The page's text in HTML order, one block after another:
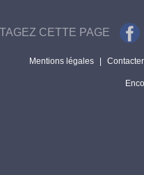
CETTE PAGE
Mentions légales